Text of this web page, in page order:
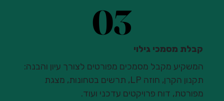
03
03
קבלת מסמכי גילוי
המשקיע מקבל מסמכים מפורטים לצורך עיון והבנה:
תקנון הקרן, חוזה LP, תרשים בטחונות, מצגת
מפורטת, דוח פרויקטים עדכני ועוד.